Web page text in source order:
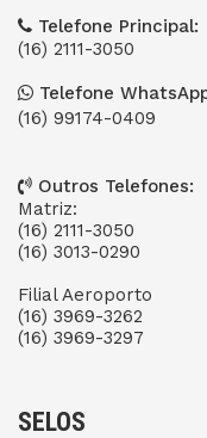
Telefone Principal:
(16) 2111-3050
Telefone
(16) 99174-0409
Outros Telefones:
Matriz:
(16) 2111-3050
(16) 3013-0290
Filial Aeroporto
(16) 3969-3262
(16) 3969-3297
SELOS